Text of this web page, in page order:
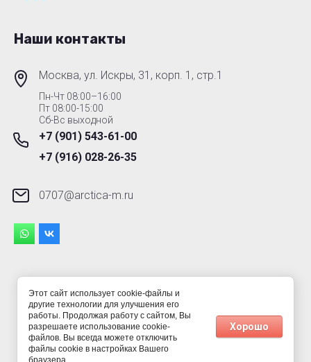
Наши контакты
Москва, ул. Искры, 31, корп. 1, стр.1
Пн-Чт 08:00–16:00
Пт 08:00-15:00
Сб-Вс выходной
+7 (901) 543-61-00
+7 (916) 028-26-35
0707@arctica-m.ru
© 2023 - 2026 АРКТИКА-М
Этот сайт использует cookie-файлы и
другие технологии для улучшения его
работы. Продолжая работу с сайтом, Вы
разрешаете использование cookie-
файлов. Вы всегда можете отключить
файлы cookie в настройках Вашего
браузера.
Хорошо